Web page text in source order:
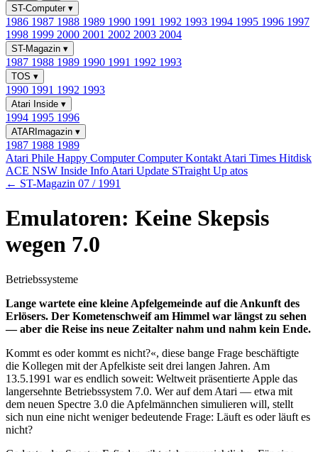
ST-Computer ▾
1986 1987 1988 1989 1990 1991 1992 1993 1994 1995 1996 1997
1998 1999 2000 2001 2002 2003 2004
ST-Magazin ▾
1987 1988 1989 1990 1991 1992 1993
TOS ▾
1990 1991 1992 1993
Atari Inside ▾
1994 1995 1996
ATARImagazin ▾
1987 1988 1989
Atari Phile Happy ComputerComputer Kontakt Atari Times Hitdisk
ACE NSW Inside Info Atari Update STraight Up atos
← ST-Magazin 07 / 1991
Emulatoren: Keine Skepsis
wegen 7.0
Betriebssysteme
Lange wartete eine kleine Apfelgemeinde auf die Ankunft des
Erlösers. Der Kometenschweif am Himmel war längst zu sehen
— aber die Reise ins neue Zeitalter nahm und nahm kein Ende.
Kommt es oder kommt es nicht?«, diese bange Frage beschäftigte
die Kollegen mit der Apfelkiste seit drei langen Jahren. Am
13.5.1991 war es endlich soweit: Weltweit präsentierte Apple das
langersehnte Betriebssystem 7.0. Wer auf dem Atari — etwa mit
dem neuen Spectre 3.0 die Apfelmännchen simulieren will, stellt
sich nun eine nicht weniger bedeutende Frage: Läuft es oder läuft es
nicht?